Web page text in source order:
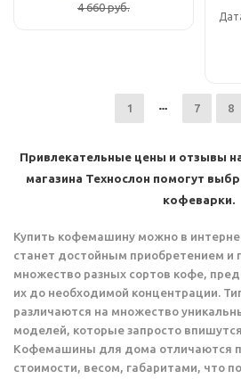
4 660руб.
1 7 8
Привлекательные цены и отзывы
магазина Технослон помогут
кофеварки.
Купить кофемашину можно в
станет достойным приобретением и
множество разных сортов кофе,
их до необходимой концентрации.
различаются на множество
моделей, которые запросто
Кофемашины для дома отличаются
стоимости, весом, габаритами, что